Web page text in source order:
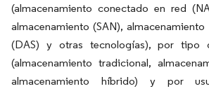
(almacenamiento conectado en red
almacenamiento (SAN),
(DAS) y otras tecnologías), por tipo
(almacenamiento tradicional,
almacenamiento híbrido) y por